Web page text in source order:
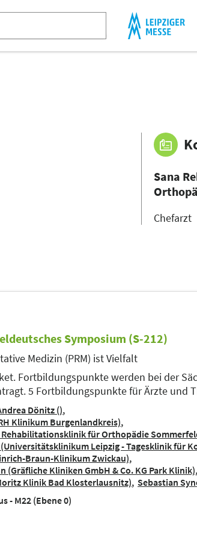
Sana
Chefarzt
Symposium (S-212)
Medizin (PRM) ist Vielfalt
Fortbildungspunkte werden bei der
5 Fortbildungspunkte für Ärzte und
Dönitz ()
Klinikum Burgenlandkreis)
Rehabilitationsklinik für Orthopädie
Leipzig - Tagesklinik für
Braun-Klinikum Zwickau)
(Gräfliche Kliniken GmbH & Co. KG Park Klinik)
Klinik Bad Klosterlausnitz) Sebastian
- M22 (Ebene 0)